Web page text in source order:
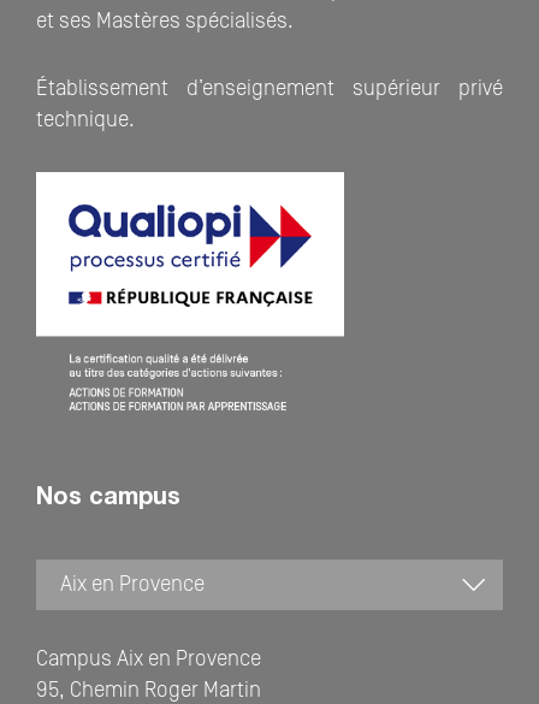
et ses Mastères spécialisés.
Établissement d’enseignement supérieur privé
technique.
Nos campus
Campus Aix en Provence
95, Chemin Roger Martin